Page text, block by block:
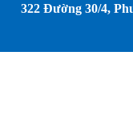
322 Đường 30/4,